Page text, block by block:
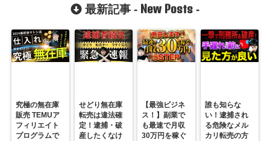
最新記事 - New Posts -
究極の無在庫
販売 TEMUア
フィリエイト
プログラムで
せどり無在庫
転売は違法確
定！逮捕・破
産したくなけ
【最強ビジネ
ス！】副業で
も最速で月収
30万円を稼ぐ
誰も知らな
い！逮捕され
る危険なメル
カリ転売の方